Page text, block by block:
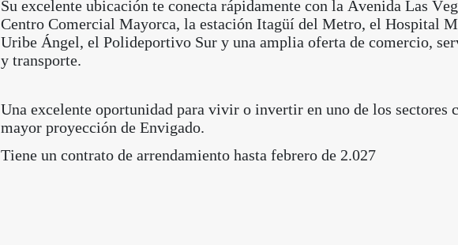
Su excelente ubicación te conecta rápidamente con la Avenida Las
Centro Comercial Mayorca, la estación Itagüí del Metro, el Hospital
Uribe Ángel, el Polideportivo Sur y una amplia oferta de comercio,
y transporte.
Una excelente oportunidad para vivir o invertir en uno de los sectores
mayor proyección de Envigado.
Tiene un contrato de arrendamiento hasta febrero de 2.027